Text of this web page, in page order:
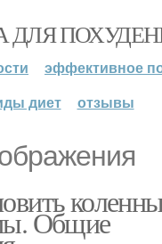
ДЛЯ
эффективное
диет
отзывы
Общие